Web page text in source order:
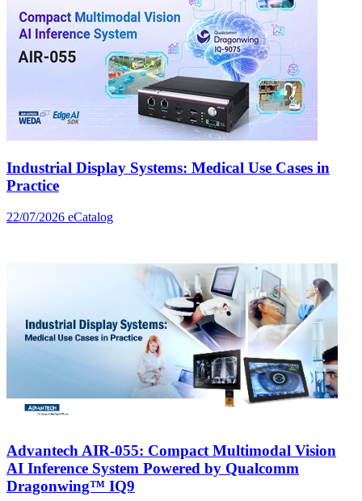
Industrial Display Systems: Medical Use Cases in
Practice
22/07/2026 eCatalog
Advantech AIR-055: Compact Multimodal Vision
AI Inference System Powered by Qualcomm
Dragonwing™ IQ9